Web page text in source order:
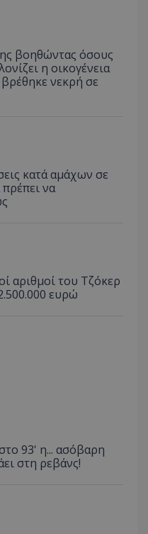
βοηθώντας όσους
η οικογένεια
νεκρή σε
κατά αμάχων σε
να
αριθμοί του Τζόκερ
ευρώ
93' η... ασόβαρη
στη ρεβάνς!